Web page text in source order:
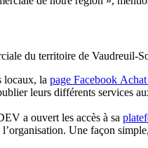
du territoire de Vaudreuil-
locaux, la page Facebook
leurs différents services
a ouvert les accès à sa
Une façon